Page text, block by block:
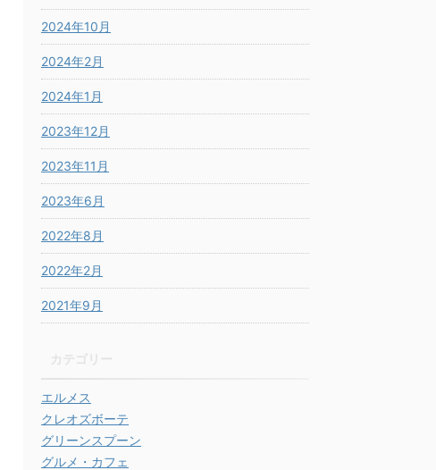
2024年10月
2024年2月
2024年1月
2023年12月
2023年11月
2023年6月
2022年8月
2022年2月
2021年9月
エルメス
クレオズボーテ
グリーンスプーン
グルメ・カフェ